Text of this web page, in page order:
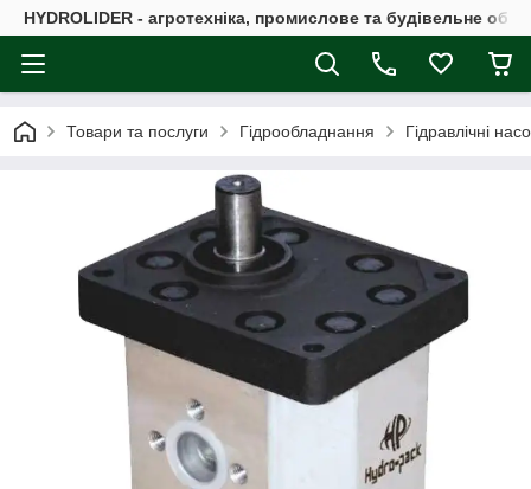
HYDROLIDER - агротехніка, промислове та будівельне
Товари та послуги Гідрообладнання Гідравлічні